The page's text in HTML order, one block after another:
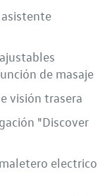
asistente
de masaje
visión trasera
"Discover
electrico